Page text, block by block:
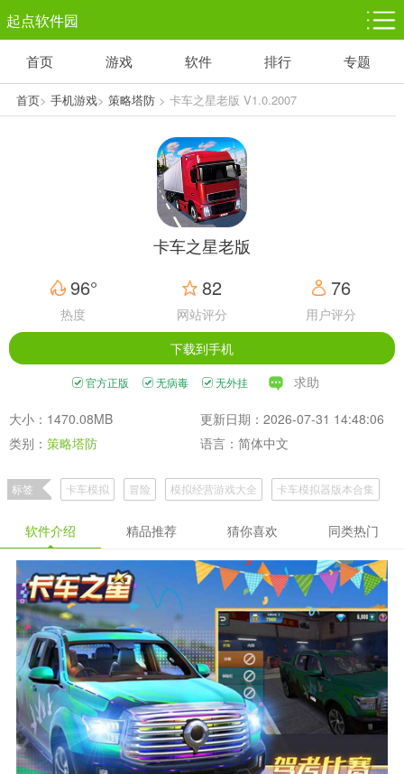
起点软件园
塔防游戏
1千+款游戏
休闲益智
1万+款游戏
体育竞技
5百+款游戏
赛车竞速
3百+款游戏
首页 游戏 软件 排行 专题
首页> 手机游戏> 策略塔防> 卡车之星老版 V1.0.2007
卡车之星老版
96°
热度
82
网站评分
76
用户评分
下载到手机
官方正版 无病毒 无外挂 求助
大小：1470.08MB
更新日期：2026-07-31 14:48:06
类别： 策略塔防 语言：简体中文
标签 卡车模拟 冒险 模拟经营游戏大全
卡车模拟器版本合集
软件介绍 精品推荐 猜你喜欢 同类热门